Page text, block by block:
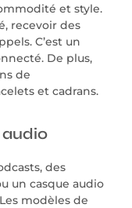
et style.
recevoir des
C’est un
De plus,
de
et cadrans.
des
un casque audio
modèles de